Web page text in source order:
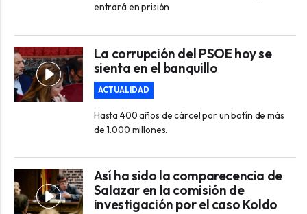
entrará en prisión
La corrupción del PSOE hoy se
sienta en el banquillo
ACTUALIDAD
Hasta 400 años de cárcel por un botín de más
de 1.000 millones.
Así ha sido la comparecencia de
Salazar en la comisión de
investigación por el caso Koldo